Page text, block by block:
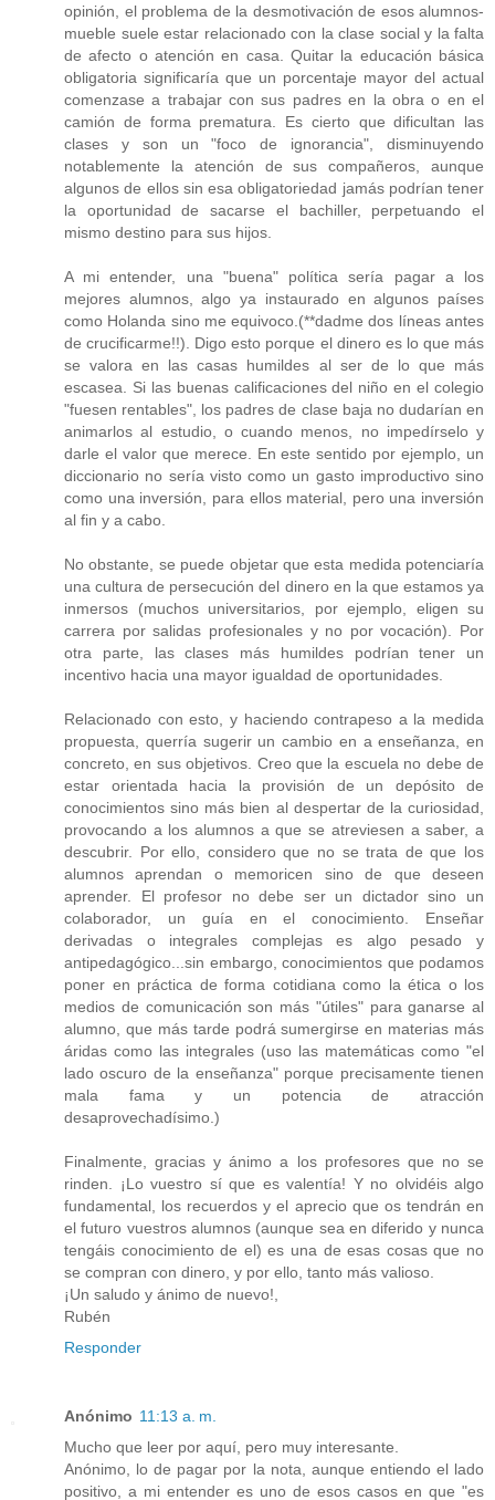
opinión, el problema de la desmotivación de esos alumnos-
mueble suele estar relacionado con la clase social y la falta
de afecto o atención en casa. Quitar la educación básica
obligatoria significaría que un porcentaje mayor del actual
comenzase a trabajar con sus padres en la obra o en el
camión de forma prematura. Es cierto que dificultan las
clases y son un "foco de ignorancia", disminuyendo
notablemente la atención de sus compañeros, aunque
algunos de ellos sin esa obligatoriedad jamás podrían tener
la oportunidad de sacarse el bachiller, perpetuando el
mismo destino para sus hijos.
A mi entender, una "buena" política sería pagar a los
mejores alumnos, algo ya instaurado en algunos países
como Holanda sino me equivoco.(**dadme dos líneas antes
de crucificarme!!). Digo esto porque el dinero es lo que más
se valora en las casas humildes al ser de lo que más
escasea. Si las buenas calificaciones del niño en el colegio
"fuesen rentables", los padres de clase baja no dudarían en
animarlos al estudio, o cuando menos, no impedírselo y
darle el valor que merece. En este sentido por ejemplo, un
diccionario no sería visto como un gasto improductivo sino
como una inversión, para ellos material, pero una inversión
al fin y a cabo.
No obstante, se puede objetar que esta medida potenciaría
una cultura de persecución del dinero en la que estamos ya
inmersos (muchos universitarios, por ejemplo, eligen su
carrera por salidas profesionales y no por vocación). Por
otra parte, las clases más humildes podrían tener un
incentivo hacia una mayor igualdad de oportunidades.
Relacionado con esto, y haciendo contrapeso a la medida
propuesta, querría sugerir un cambio en a enseñanza, en
concreto, en sus objetivos. Creo que la escuela no debe de
estar orientada hacia la provisión de un depósito de
conocimientos sino más bien al despertar de la curiosidad,
provocando a los alumnos a que se atreviesen a saber, a
descubrir. Por ello, considero que no se trata de que los
alumnos aprendan o memoricen sino de que deseen
aprender. El profesor no debe ser un dictador sino un
colaborador, un guía en el conocimiento. Enseñar
derivadas o integrales complejas es algo pesado y
antipedagógico...sin embargo, conocimientos que podamos
poner en práctica de forma cotidiana como la ética o los
medios de comunicación son más "útiles" para ganarse al
alumno, que más tarde podrá sumergirse en materias más
áridas como las integrales (uso las matemáticas como "el
lado oscuro de la enseñanza" porque precisamente tienen
mala fama y un potencia de atracción
desaprovechadísimo.)
Finalmente, gracias y ánimo a los profesores que no se
rinden. ¡Lo vuestro sí que es valentía! Y no olvidéis algo
fundamental, los recuerdos y el aprecio que os tendrán en
el futuro vuestros alumnos (aunque sea en diferido y nunca
tengáis conocimiento de el) es una de esas cosas que no
se compran con dinero, y por ello, tanto más valioso.
¡Un saludo y ánimo de nuevo!,
Rubén
Responder
Anónimo 11:13 a. m.
Mucho que leer por aquí, pero muy interesante.
Anónimo, lo de pagar por la nota, aunque entiendo el lado
positivo, a mi entender es uno de esos casos en que "es